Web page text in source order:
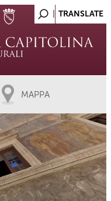
MAPPA